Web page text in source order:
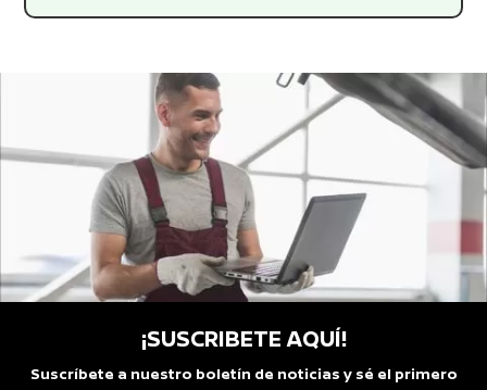
¡SUSCRIBETE AQUÍ!
Suscríbete a nuestro boletín de noticias y sé el primero